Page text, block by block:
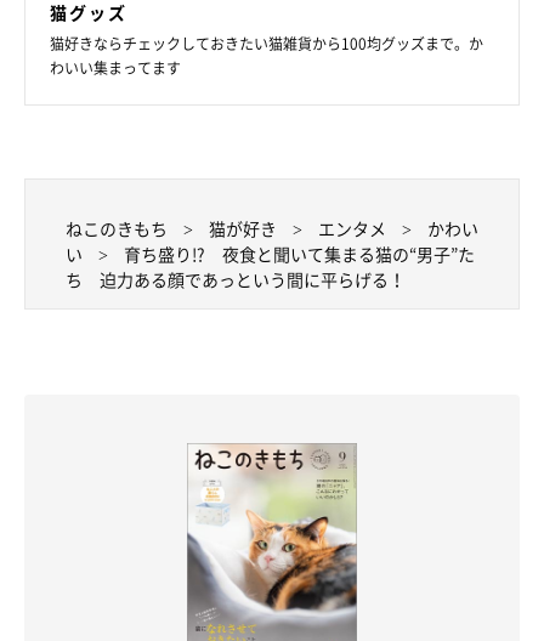
猫グッズ
猫好きならチェックしておきたい猫雑貨から100均グッズまで。か
わいい集まってます
ねこのきもち 猫が好き エンタメ
かわい
い
育ち盛り!? 夜食と聞いて集まる猫の“男子”た
ち 迫力ある顔であっという間に平らげる！